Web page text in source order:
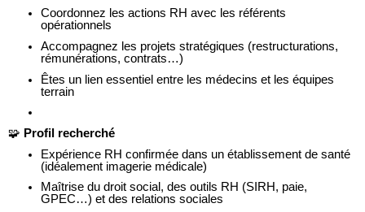
Coordonnez les actions RH avec les référents
opérationnels
Accompagnez les projets stratégiques (restructurations,
rémunérations, contrats…)
Êtes un lien essentiel entre les médecins et les équipes
terrain
🧩 Profil recherché
Expérience RH confirmée dans un établissement de santé
(idéalement imagerie médicale)
Maîtrise du droit social, des outils RH (SIRH, paie,
GPEC…) et des relations sociales